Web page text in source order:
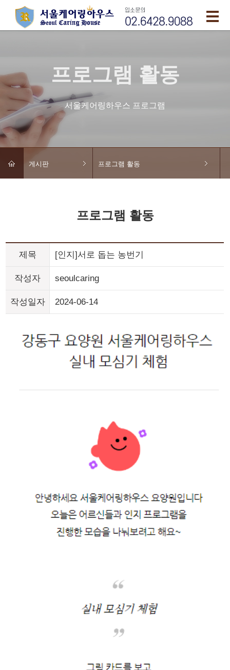
프로그램 활동
서울케어링하우스 프로그램
게시판 프로그램 활동
프로그램 활동
제목 [인지]서로 돕는 농번기
작성자 seoulcaring
작성일자 2024-06-14